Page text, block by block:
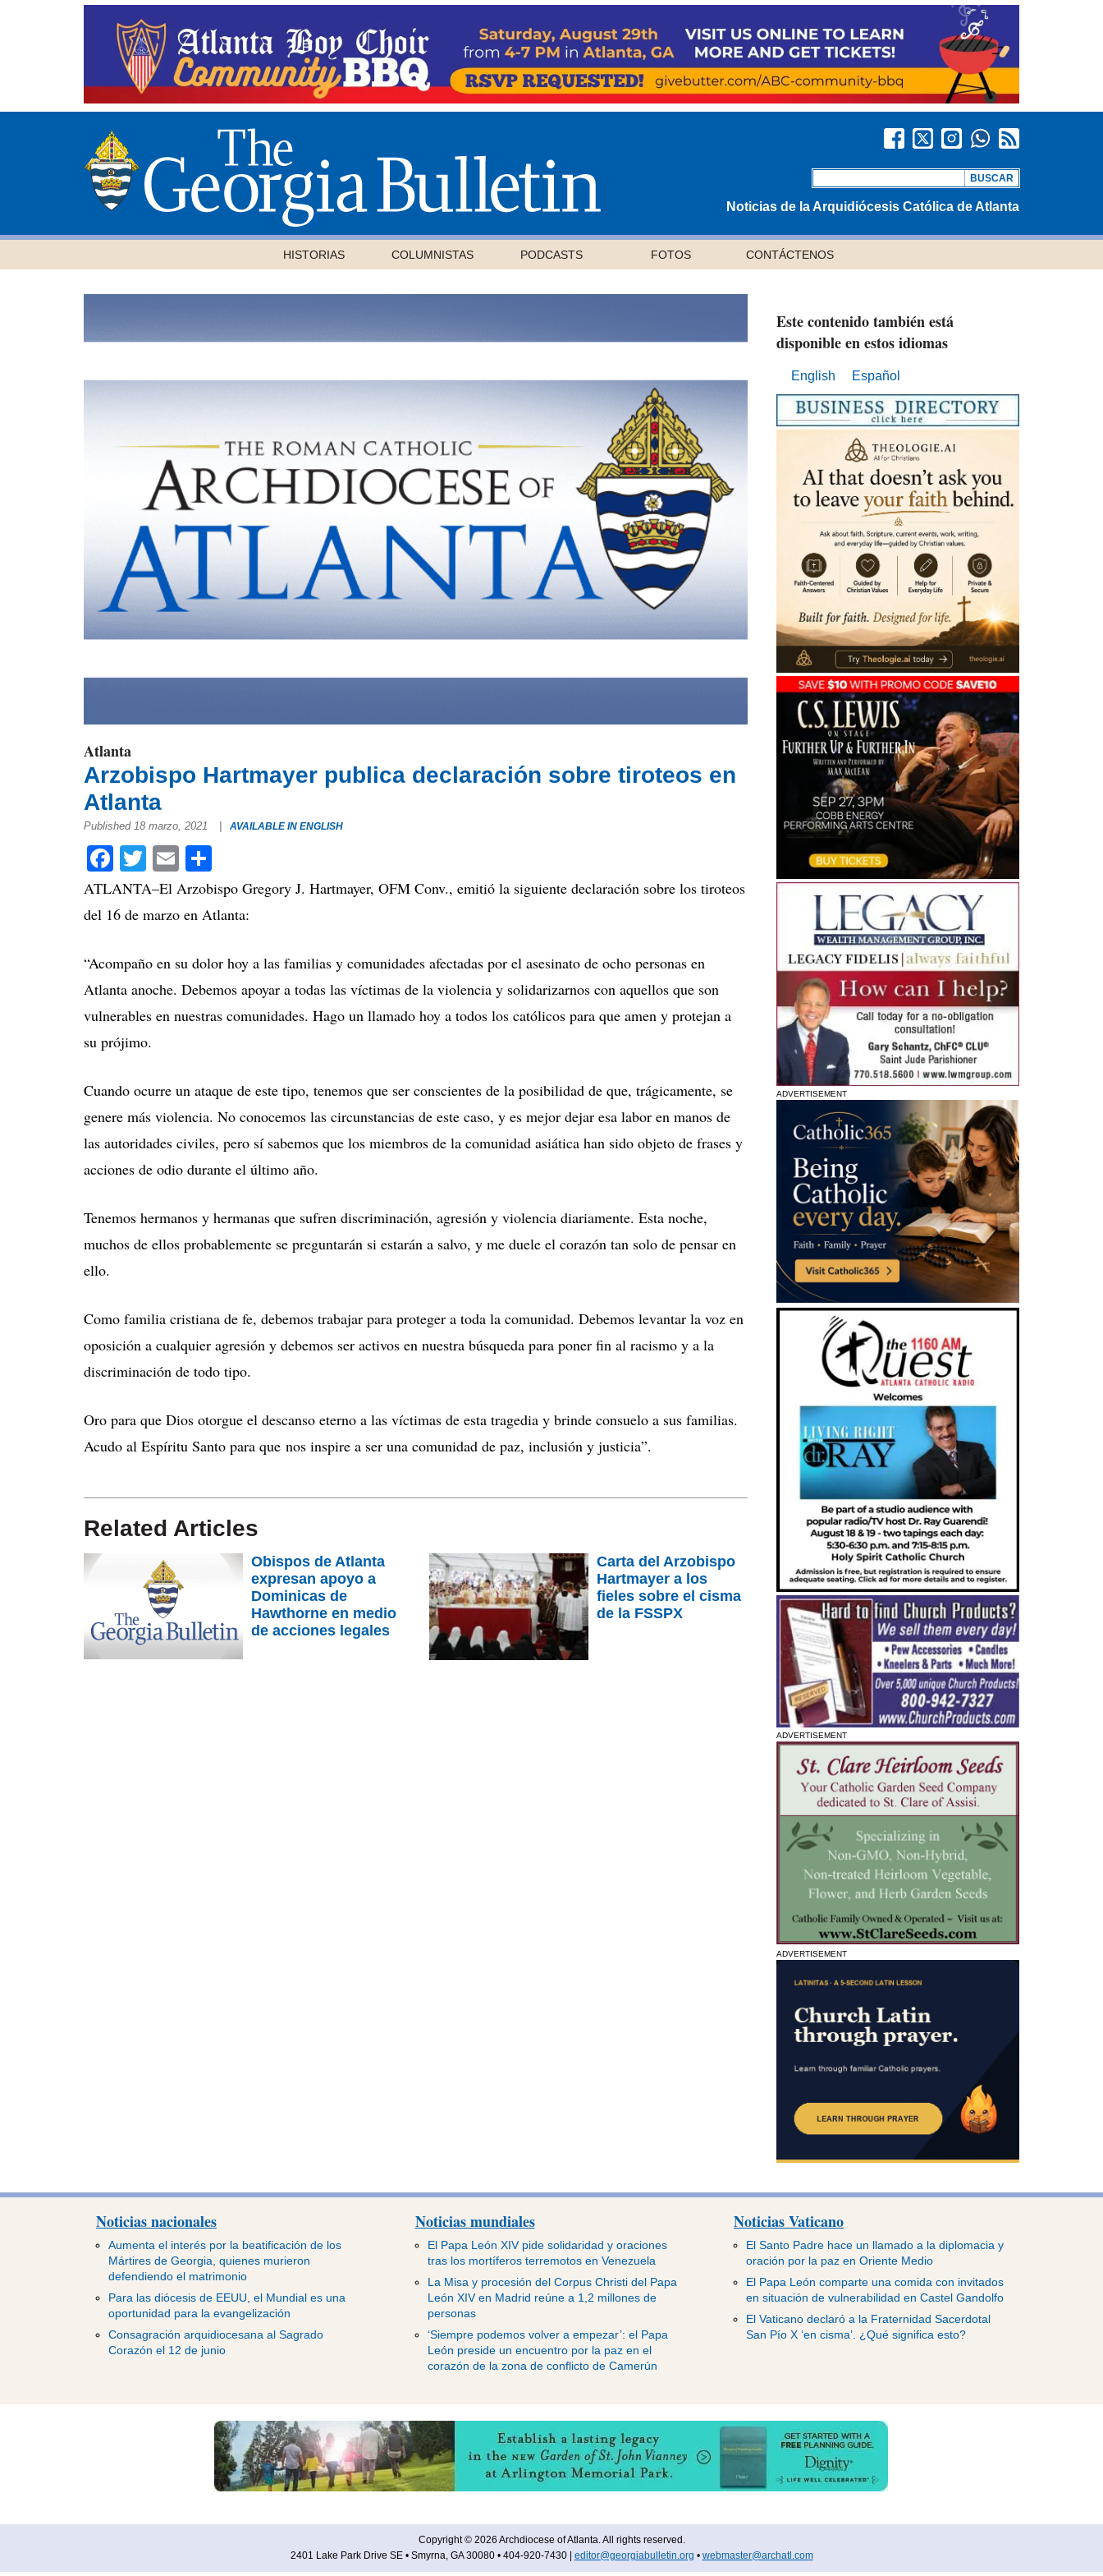
Noticias de la Arquidiócesis Católica de Atlanta
HISTORIAS COLUMNISTAS PODCASTS FOTOS CONTÁCTENOS
Atlanta
Arzobispo Hartmayer publica declaración sobre tiroteos en
Atlanta
Published 18 marzo, 2021 AVAILABLE IN ENGLISH
Facebook
Twitter
Email
ATLANTA–El Arzobispo Gregory J. Hartmayer, OFM Conv., emitió la siguiente declaración sobre los tiroteos
del 16 de marzo en Atlanta:
“Acompaño en su dolor hoy a las familias y comunidades afectadas por el asesinato de ocho personas en
Atlanta anoche. Debemos apoyar a todas las víctimas de la violencia y solidarizarnos con aquellos que son
vulnerables en nuestras comunidades. Hago un llamado hoy a todos los católicos para que amen y protejan a
su prójimo.
Cuando ocurre un ataque de este tipo, tenemos que ser conscientes de la posibilidad de que, trágicamente, se
genere más violencia. No conocemos las circunstancias de este caso, y es mejor dejar esa labor en manos de
las autoridades civiles, pero sí sabemos que los miembros de la comunidad asiática han sido objeto de frases y
acciones de odio durante el último año.
Tenemos hermanos y hermanas que sufren discriminación, agresión y violencia diariamente. Esta noche,
muchos de ellos probablemente se preguntarán si estarán a salvo, y me duele el corazón tan solo de pensar en
ello.
Como familia cristiana de fe, debemos trabajar para proteger a toda la comunidad. Debemos levantar la voz en
oposición a cualquier agresión y debemos ser activos en nuestra búsqueda para poner fin al racismo y a la
discriminación de todo tipo.
Oro para que Dios otorgue el descanso eterno a las víctimas de esta tragedia y brinde consuelo a sus familias.
Acudo al Espíritu Santo para que nos inspire a ser una comunidad de paz, inclusión y justicia”.
Related Articles
Obispos de Atlanta
expresan apoyo a
Dominicas de
Hawthorne en medio
de acciones legales
Carta del Arzobispo
Hartmayer a los
fieles sobre el cisma
de la FSSPX
Este contenido también está
disponible en estos idiomas
English Español
ADVERTISEMENT
ADVERTISEMENT
ADVERTISEMENT
Noticias nacionales
Aumenta el interés por la beatificación de los
Mártires de Georgia, quienes murieron
defendiendo el matrimonio
Para las diócesis de EEUU, el Mundial es una
oportunidad para la evangelización
Consagración arquidiocesana al Sagrado
Corazón el 12 de junio
Noticias mundiales
El Papa León XIV pide solidaridad y oraciones
tras los mortíferos terremotos en Venezuela
La Misa y procesión del Corpus Christi del Papa
León XIV en Madrid reúne a 1,2 millones de
personas
‘Siempre podemos volver a empezar’: el Papa
León preside un encuentro por la paz en el
corazón de la zona de conflicto de Camerún
Noticias Vaticano
El Santo Padre hace un llamado a la diplomacia y
oración por la paz en Oriente Medio
El Papa León comparte una comida con invitados
en situación de vulnerabilidad en Castel Gandolfo
El Vaticano declaró a la Fraternidad Sacerdotal
San Pío X ‘en cisma’. ¿Qué significa esto?
Copyright © 2026 Archdiocese of Atlanta. All rights reserved.
2401 Lake Park Drive SE • Smyrna, GA 30080 • 404-920-7430 | editor@georgiabulletin.org • webmaster@archatl.com